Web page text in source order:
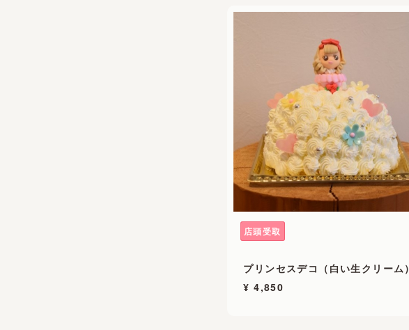
店頭受取
プリンセスデコ（白い生クリーム）
¥ 4,850